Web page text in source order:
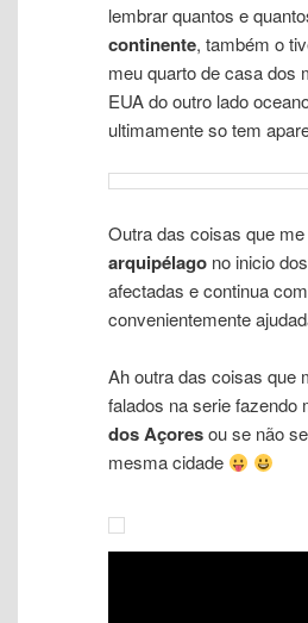
lembrar quantos e
continente, também o
meu quarto de casa dos
EUA do outro lado
ultimamente so tem
Outra das coisas que
arquipélago no inicio dos
afectadas e continua
convenientemente
Ah outra das coisas que
falados na serie fazendo
dos Açoresou se não
mesma cidade